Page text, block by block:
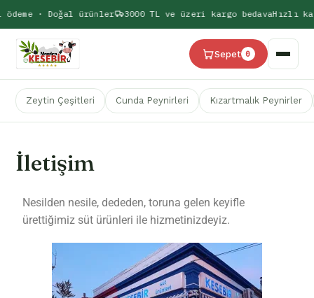
· Doğal ürünler 3000 TL ve üzeri kargo bedavaHızlı
Sepet 0
Zeytin Çeşitleri Cunda Peynirleri Kızartmalık Peynirler
İletişim
Nesilden nesile, dededen, toruna gelen keyifle
ürettiğimiz süt ürünleri ile hizmetinizdeyiz.